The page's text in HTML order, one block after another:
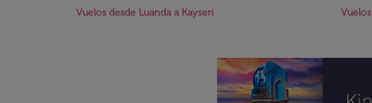
Vuelos desde Luanda a Kayseri